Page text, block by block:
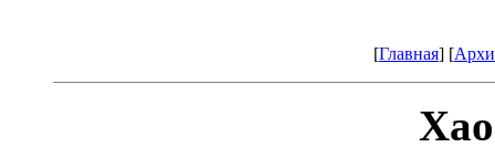
[Главная] [